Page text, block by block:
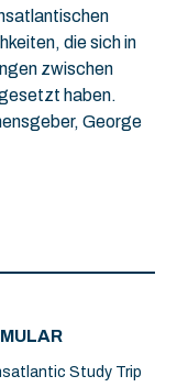
die sich in
zwischen
haben.
George
Study Trip